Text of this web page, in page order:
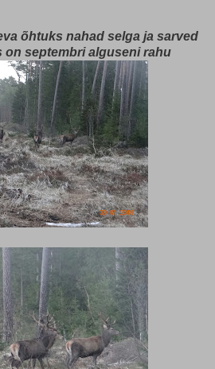
õhtuks nahad selga ja sarved
on septembri alguseni rahu